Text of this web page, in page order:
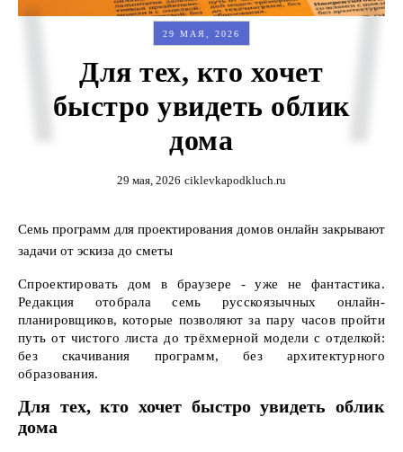
29 МАЯ, 2026
Для тех, кто хочет
быстро увидеть облик
дома
29 мая, 2026 ciklevkapodkluch.ru
Семь программ для проектирования домов онлайн закрывают
задачи от эскиза до сметы
Спроектировать дом в браузере - уже не фантастика.
Редакция отобрала семь русскоязычных онлайн-
планировщиков, которые позволяют за пару часов пройти
путь от чистого листа до трёхмерной модели с отделкой:
без скачивания программ, без архитектурного
образования.
Для тех, кто хочет быстро увидеть облик
дома